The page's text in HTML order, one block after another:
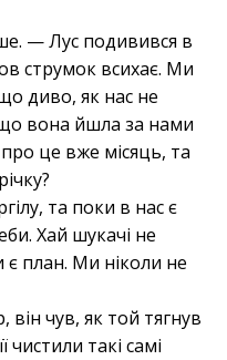
— Лус подивився в
струмок всихає. Ми
диво, як нас не
вона йшла за нами
це вже місяць, та
та поки в нас є
Хай шукачі не
план. Ми ніколи не
чув, як той тягнув
чистили такі самі